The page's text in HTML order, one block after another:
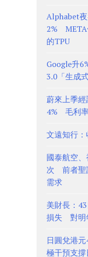
Alphabet
2% META
的TPU
Google升
3.0「生成
蔚來上季
4% 毛利
文遠知行
國泰航空
次 前者聖
需求
美財長：
損失 對明
日圓兌港
極干預支